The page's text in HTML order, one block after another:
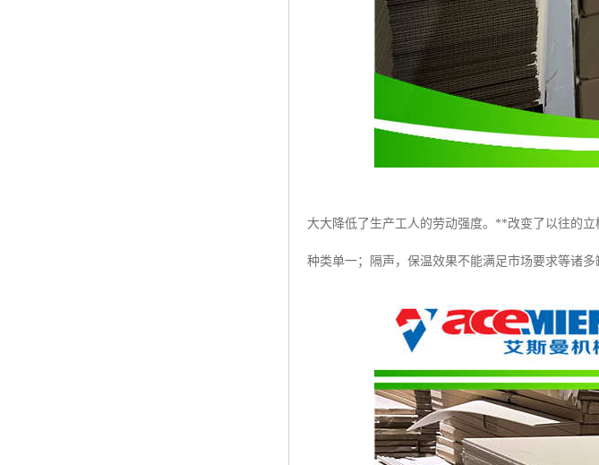
大大降低了生产工人的劳动强度。**改变了以往的
种类单一；隔声，保温效果不能满足市场要求等诸多